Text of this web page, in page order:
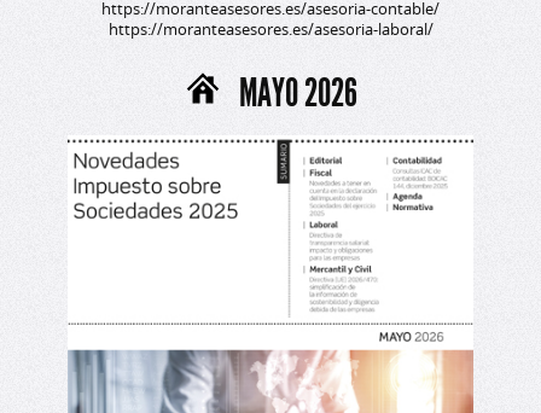
https://moranteasesores.es/asesoria-contable/
https://moranteasesores.es/asesoria-laboral/
MAYO 2026